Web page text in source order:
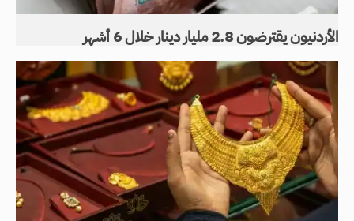
الأردنيون يقترضون 2.8 مليار دينار خلال 6 أشهر